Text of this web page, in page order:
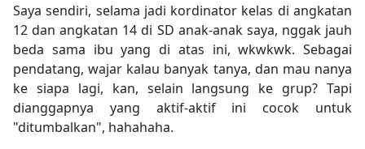
Saya sendiri, selama jadi kordinator kelas di angkatan
12 dan angkatan 14 di SD anak-anak saya, nggak jauh
beda sama ibu yang di atas ini, wkwkwk. Sebagai
pendatang, wajar kalau banyak tanya, dan mau nanya
ke siapa lagi, kan, selain langsung ke grup? Tapi
dianggapnya yang aktif-aktif ini cocok untuk
"ditumbalkan", hahahaha.